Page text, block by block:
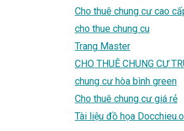
Cho thuê chung cư cao
cho thue chung cu
Trang Master
CHO THUÊ CHUNG CƯ
chung cư hòa bình green
Cho thuê chung cư giá rẻ
Tài liệu đồ họa